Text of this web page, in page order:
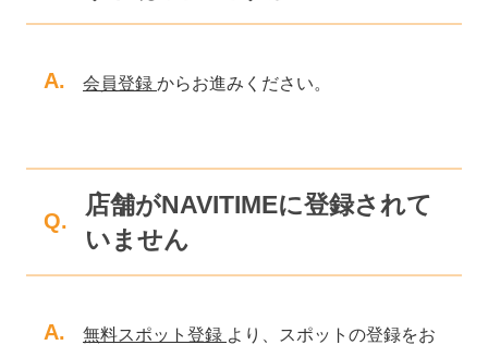
A. 会員登録 からお進みください。
Q.
店舗がNAVITIMEに登録されて
いません
A. 無料スポット登録 より、スポットの登録をお